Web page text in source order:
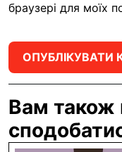
браузері для моїх
Вам